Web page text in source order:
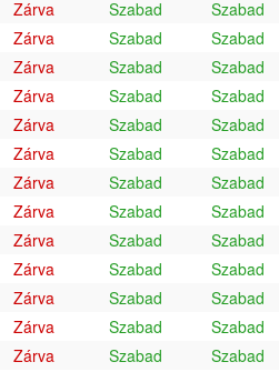
Zárva Szabad
Szabad
Zárva Szabad
Szabad
Zárva Szabad
Szabad
Zárva Szabad
Szabad
Zárva Szabad
Szabad
Zárva Szabad
Szabad
Zárva Szabad
Szabad
Zárva Szabad
Szabad
Zárva Szabad
Szabad
Zárva Szabad
Szabad
Zárva Szabad
Szabad
Zárva Szabad
Szabad
Zárva Szabad
Szabad